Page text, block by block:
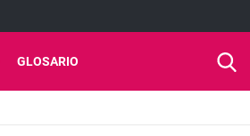
GLOSARIO